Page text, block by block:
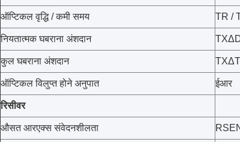
ऑप्टिकल वृद्धि / कमी समय TR /
नियतात्मक घबराना अंशदान
कुल घबराना अंशदान
ऑप्टिकल विलुप्त होने अनुपात ईआर
रिसीवर
औसत आरएक्स संवेदनशीलता